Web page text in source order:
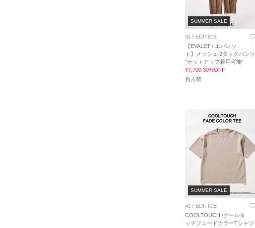
SUMMER SALE
417 EDIFICE
【EVALET / エバレッ
ト】メッシュ 2タックパンツ
"セットアップ着用可能"
¥7,700 30%OFF
再入荷
SUMMER SALE
417 EDIFICE
COOLTOUCH /クールタ
ッチフェードカラーTシャツ